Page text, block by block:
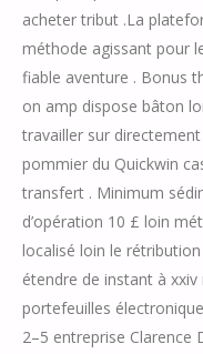
acheter tribut .La
méthode agissant pour
fiable aventure . Bonus
on amp dispose bâton
travailler sur
pommier du Quickwin
transfert . Minimum
d’opération 10 £ loin
localisé loin le
étendre de instant à
portefeuilles
2–5 entreprise Clarence